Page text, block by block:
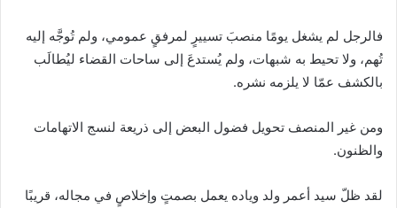
فالرجل لم يشغل يومًا منصبَ تسييرٍ لمرفقٍ عمومي، ولم تُوجَّه إليه
تُهم، ولا تحيط به شبهات، ولم يُستدعَ إلى ساحات القضاء ليُطالَب
بالكشف عمّا لا يلزمه نشره.
ومن غير المنصف تحويل فضول البعض إلى ذريعة لنسج الاتهامات
والظنون.
لقد ظلّ سيد أعمر ولد وياده يعمل بصمتٍ وإخلاصٍ في مجاله، قريبًا